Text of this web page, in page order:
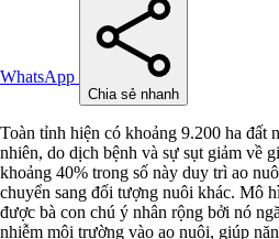
WhatsApp
Chia sẻ nhanh
Toàn tỉnh hiện có khoảng 9.200 ha đất
nhiên, do dịch bệnh và sự sụt giảm về
khoảng 40% trong số này duy trì ao
chuyển sang đối tượng nuôi khác. Mô
được bà con chú ý nhân rộng bởi nó
nhiễm môi trường vào ao nuôi, giúp